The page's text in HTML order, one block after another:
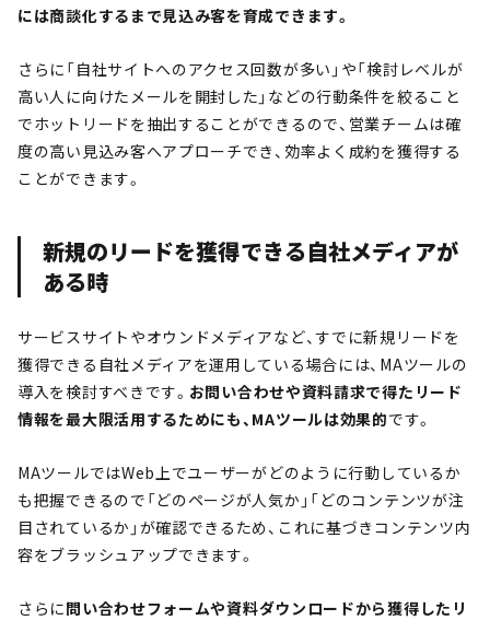
には商談化するまで見込み客を育成できます。
さらに「自社サイトへのアクセス回数が多い」や「検討レベルが
高い人に向けたメールを開封した」などの行動条件を絞ること
でホットリードを抽出することができるので、営業チームは確
度の高い見込み客へアプローチでき、効率よく成約を獲得する
ことができます。
新規のリードを獲得できる自社メディアが
ある時
サービスサイトやオウンドメディアなど、すでに新規リードを
獲得できる自社メディアを運用している場合には、MAツールの
導入を検討すべきです。 お問い合わせや資料請求で得たリード
情報を最大限活用するためにも、MAツールは効果的です。
MAツールではWeb上でユーザーがどのように行動しているか
も把握できるので「どのページが人気か」「どのコンテンツが注
目されているか」が確認できるため、これに基づきコンテンツ内
容をブラッシュアップできます。
さらに問い合わせフォームや資料ダウンロードから獲得したリ